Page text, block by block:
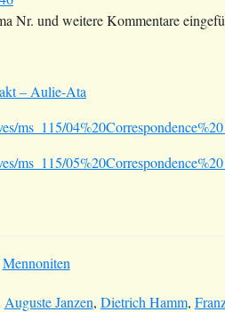
Nr. und weitere Kommentare
– Aulie-Ata
ms_115/
ms_115/
Mennoniten
Auguste Janzen, Dietrich Hamm,